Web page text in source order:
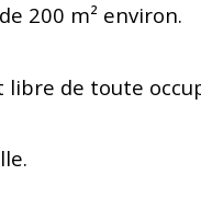
200 m² environ.
libre de toute